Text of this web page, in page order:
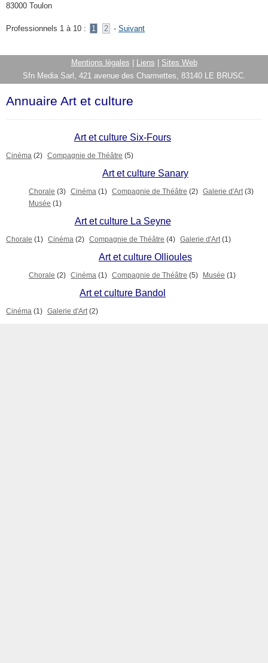
83000 Toulon
Professionnels 1 à 10 : 1 2 - Suivant
Mentions légales Liens
Sites Web
Sfn Media Sarl, 421 avenue des Charmettes, 83140 LE BRUSC.
Annuaire Art et culture
Art et culture Six-Fours
Cinéma (2) Compagnie de Théâtre (5)
Art et culture Sanary
Chorale (3) Cinéma (1) Compagnie de Théâtre (2) Galerie d'Art (3)
Musée (1)
Art et culture La Seyne
Chorale (1) Cinéma (2) Compagnie de Théâtre (4) Galerie d'Art (1)
Art et culture Ollioules
Chorale (2) Cinéma (1) Compagnie de Théâtre (5) Musée (1)
Art et culture Bandol
Cinéma (1) Galerie d'Art (2)